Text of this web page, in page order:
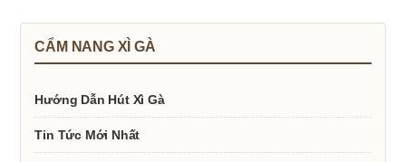
CẨM NANG XÌ GÀ
Hướng Dẫn Hút Xì Gà
Tin Tức Mới Nhất